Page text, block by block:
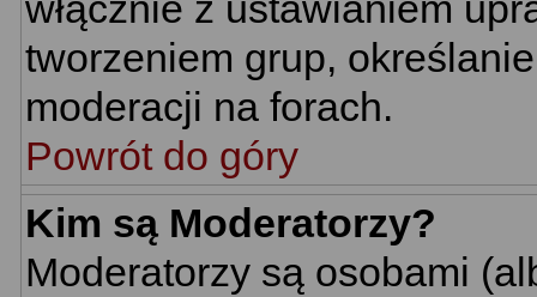
tworzeniem grup,
moderacji na forach.
Powrót do góry
Kim są Moderatorzy?
Moderatorzy są osobami